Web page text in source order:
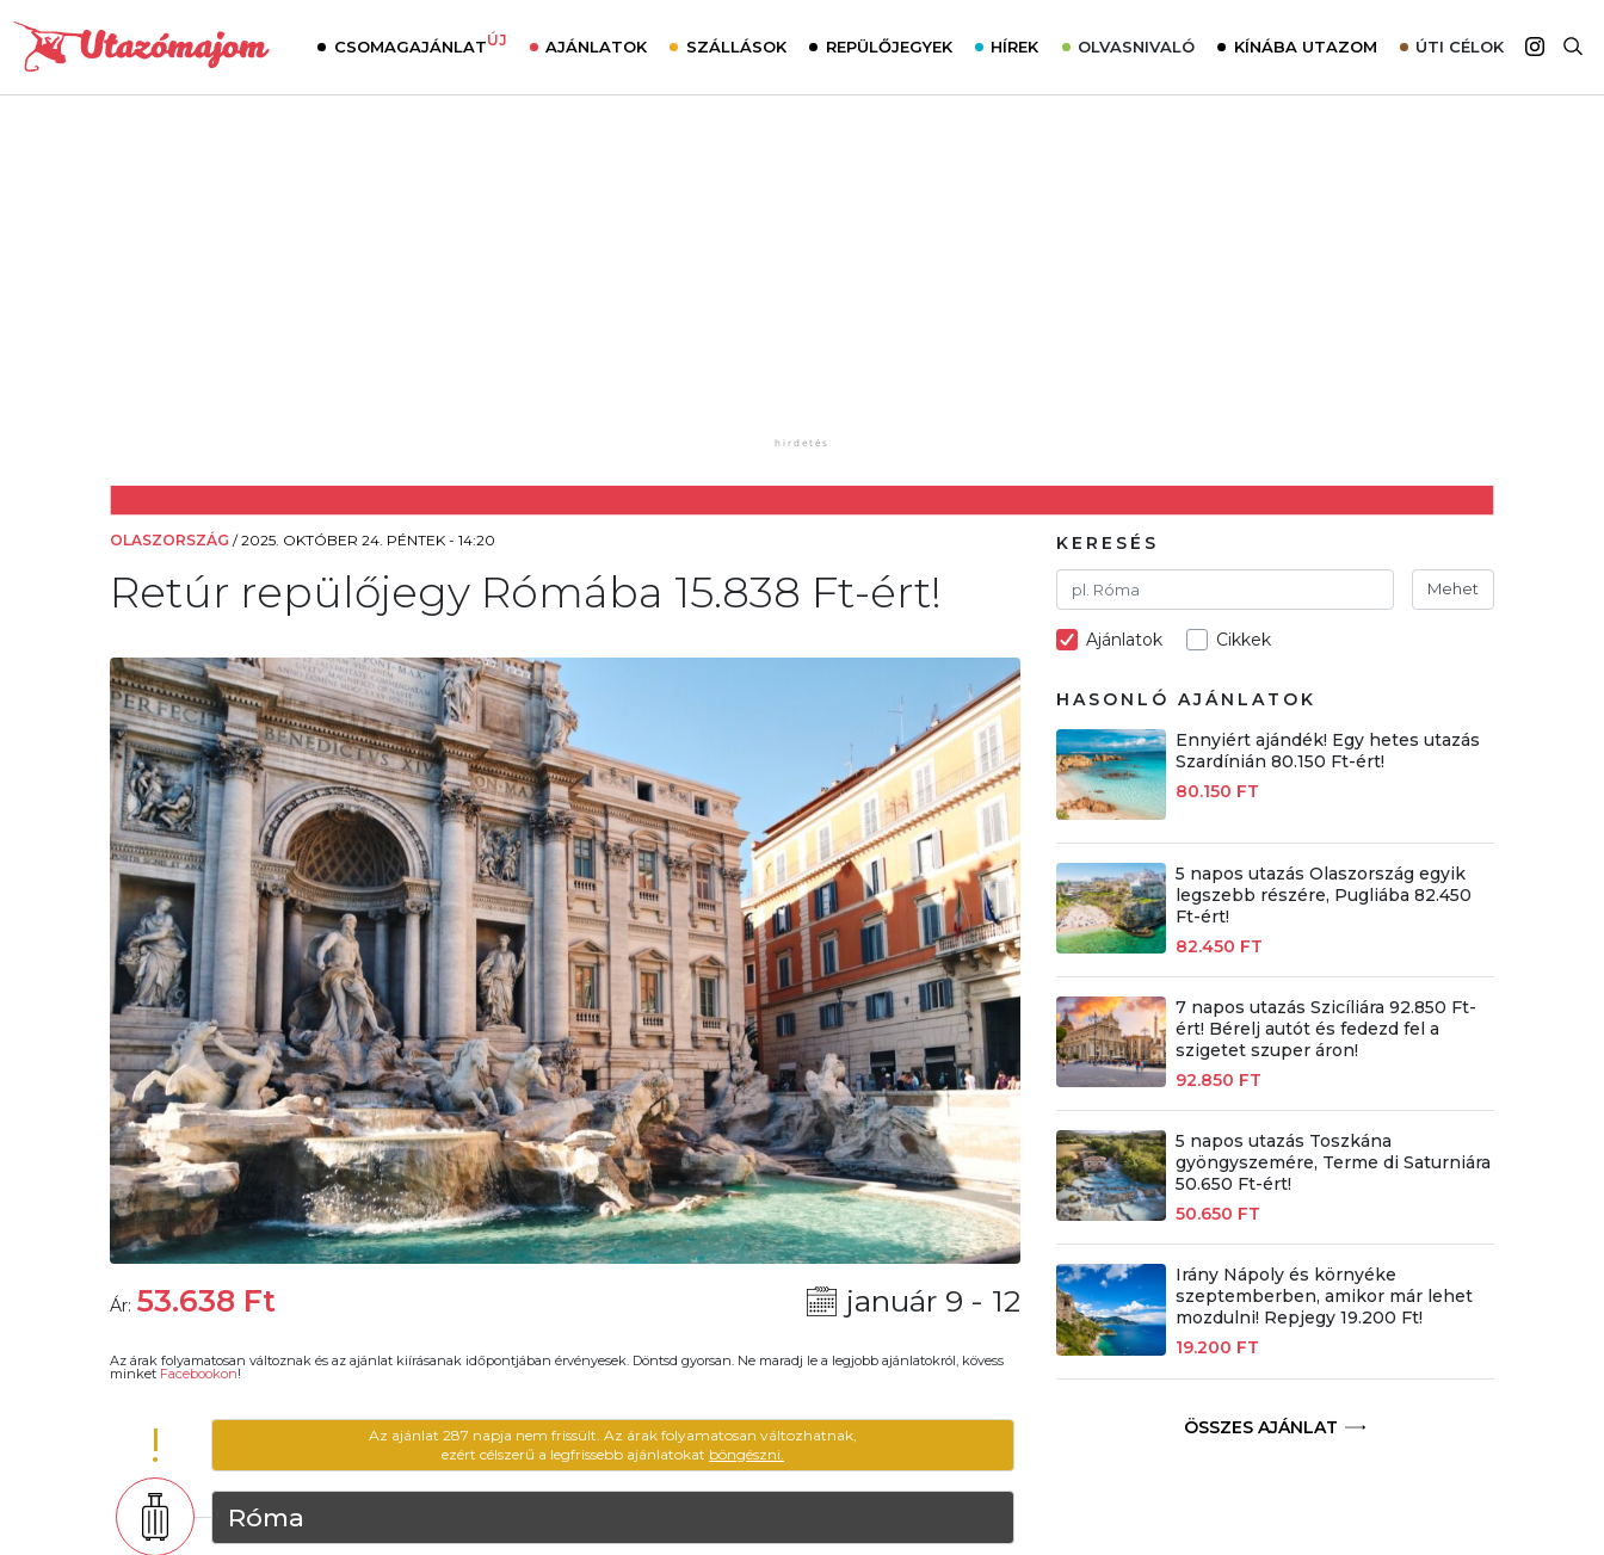
CSOMAGAJÁNLATÚJ AJÁNLATOK SZÁLLÁSOK REPÜLŐJEGYEK HÍREK OLVASNIVALÓ KÍNÁBA UTAZOM ÚTI CÉLOK
OLASZORSZÁG /2025. OKTÓBER 24. PÉNTEK - 14:20
Retúr repülőjegy Rómába 15.838 Ft-ért!
Ár: 53.638 Ft január 9 - 12
Az árak folyamatosan változnak és az ajánlat kiírásanak időpontjában érvényesek. Döntsd gyorsan. Ne maradj le a legjobb ajánlatokról, kövess
minket Facebookon!
!
Az ajánlat 287 napja nem frissült. Az árak folyamatosan változhatnak,
ezért célszerű a legfrissebb ajánlatokat böngészni.
Róma
KERESÉS
Mehet
Ajánlatok Cikkek
HASONLÓ AJÁNLATOK
Ennyiért ajándék! Egy hetes utazás
Szardínián 80.150 Ft-ért!
80.150 FT
5 napos utazás Olaszország egyik
legszebb részére, Pugliába 82.450
Ft-ért!
82.450 FT
7 napos utazás Szicíliára 92.850 Ft-
ért! Bérelj autót és fedezd fel a
szigetet szuper áron!
92.850 FT
5 napos utazás Toszkána
gyöngyszemére, Terme di Saturniára
50.650 Ft-ért!
50.650 FT
Irány Nápoly és környéke
szeptemberben, amikor már lehet
mozdulni! Repjegy 19.200 Ft!
19.200 FT
ÖSSZES AJÁNLAT